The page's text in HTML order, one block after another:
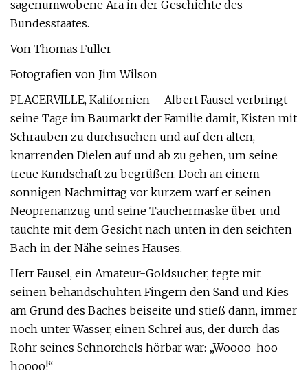
sagenumwobene Ära in der Geschichte des
Bundesstaates.
Von Thomas Fuller
Fotografien von Jim Wilson
PLACERVILLE, Kalifornien – Albert Fausel verbringt
seine Tage im Baumarkt der Familie damit, Kisten mit
Schrauben zu durchsuchen und auf den alten,
knarrenden Dielen auf und ab zu gehen, um seine
treue Kundschaft zu begrüßen. Doch an einem
sonnigen Nachmittag vor kurzem warf er seinen
Neoprenanzug und seine Tauchermaske über und
tauchte mit dem Gesicht nach unten in den seichten
Bach in der Nähe seines Hauses.
Herr Fausel, ein Amateur-Goldsucher, fegte mit
seinen behandschuhten Fingern den Sand und Kies
am Grund des Baches beiseite und stieß dann, immer
noch unter Wasser, einen Schrei aus, der durch das
Rohr seines Schnorchels hörbar war: „Woooo-hoo -
hoooo!“